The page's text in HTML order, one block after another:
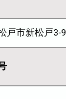
戸市新松戸3-9